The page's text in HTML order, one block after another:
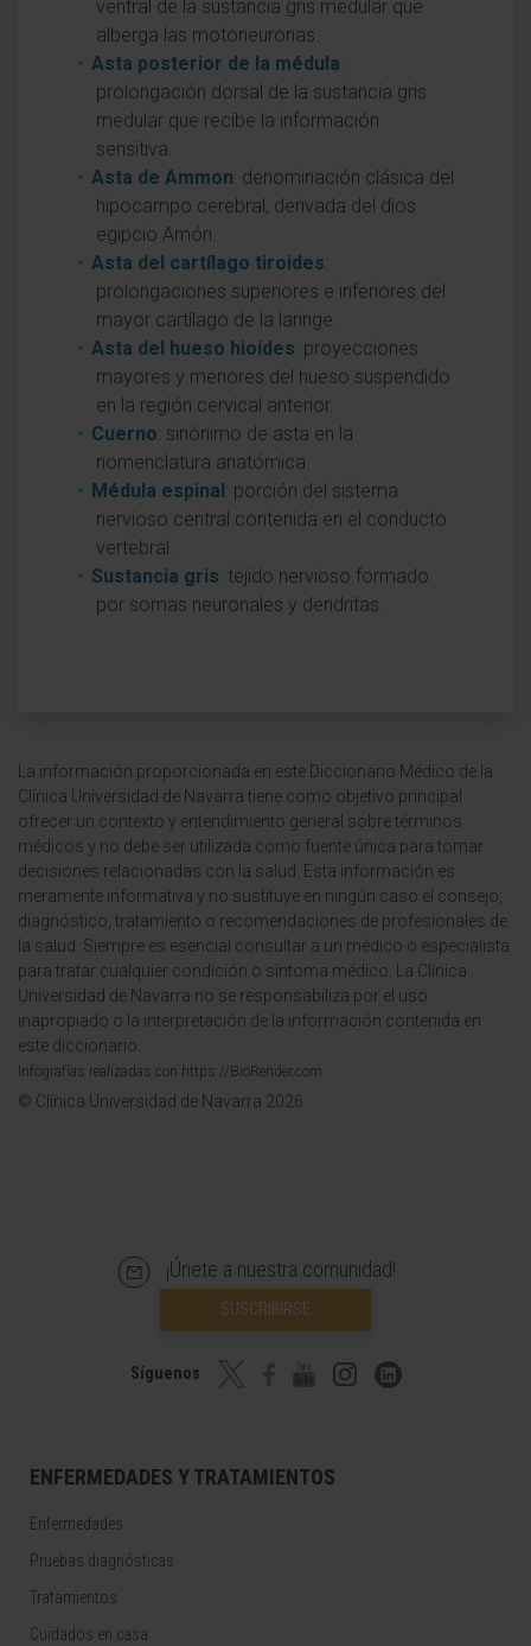
ventral de la sustancia gris medular que
alberga las motoneuronas.
Asta posterior de la médula:
prolongación dorsal de la sustancia gris
medular que recibe la información
sensitiva.
Asta de Ammon: denominación clásica del
hipocampo cerebral, derivada del dios
egipcio Amón.
Asta del cartílago tiroides:
prolongaciones superiores e inferiores del
mayor cartílago de la laringe.
Asta del hueso hioides: proyecciones
mayores y menores del hueso suspendido
en la región cervical anterior.
Cuerno: sinónimo de asta en la
nomenclatura anatómica.
Médula espinal: porción del sistema
nervioso central contenida en el conducto
vertebral.
Sustancia gris: tejido nervioso formado
por somas neuronales y dendritas.
La información proporcionada en este Diccionario Médico de la
Clínica Universidad de Navarra tiene como objetivo principal
ofrecer un contexto y entendimiento general sobre términos
médicos y no debe ser utilizada como fuente única para tomar
decisiones relacionadas con la salud. Esta información es
meramente informativa y no sustituye en ningún caso el consejo,
diagnóstico, tratamiento o recomendaciones de profesionales de
la salud. Siempre es esencial consultar a un médico o especialista
para tratar cualquier condición o síntoma médico. La Clínica
Universidad de Navarra no se responsabiliza por el uso
inapropiado o la interpretación de la información contenida en
este diccionario.
Infografías realizadas con https://BioRender.com
© Clínica Universidad de Navarra 2026
¡Únete a nuestra comunidad!
SUSCRIBIRSE
Síguenos
ENFERMEDADES Y TRATAMIENTOS
Enfermedades
Pruebas diagnósticas
Tratamientos
Cuidados en casa